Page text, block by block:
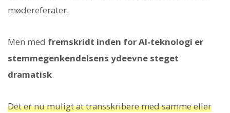
mødereferater.
Men med fremskridt inden for AI-teknologi er
stemmegenkendelsens ydeevne steget
dramatisk.
Det er nu muligt at transskribere med samme eller